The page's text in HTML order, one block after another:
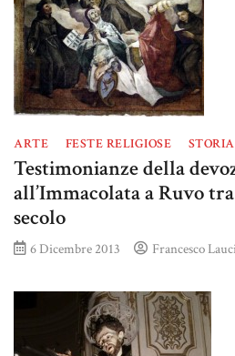
ARTE FESTE RELIGIOSE STORIA
Testimonianze della
all’Immacolata a Ruvo
secolo
6 Dicembre 2013 Francesco